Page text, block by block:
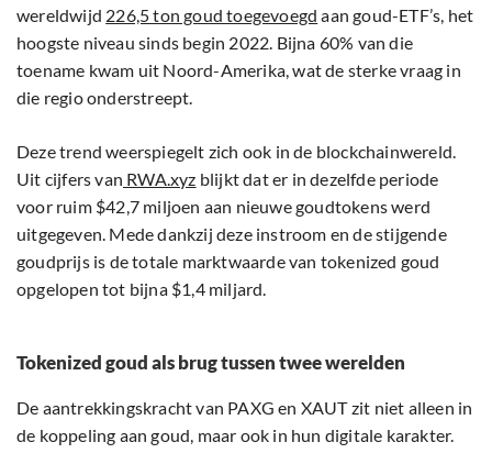
wereldwijd 226,5 ton goud toegevoegd aan goud-ETF’s, het
hoogste niveau sinds begin 2022. Bijna 60% van die
toename kwam uit Noord-Amerika, wat de sterke vraag in
die regio onderstreept.
Deze trend weerspiegelt zich ook in de blockchainwereld.
Uit cijfers van RWA.xyz blijkt dat er in dezelfde periode
voor ruim $42,7 miljoen aan nieuwe goudtokens werd
uitgegeven. Mede dankzij deze instroom en de stijgende
goudprijs is de totale marktwaarde van tokenized goud
opgelopen tot bijna $1,4 miljard.
Tokenized goud als brug tussen twee werelden
De aantrekkingskracht van PAXG en XAUT zit niet alleen in
de koppeling aan goud, maar ook in hun digitale karakter.